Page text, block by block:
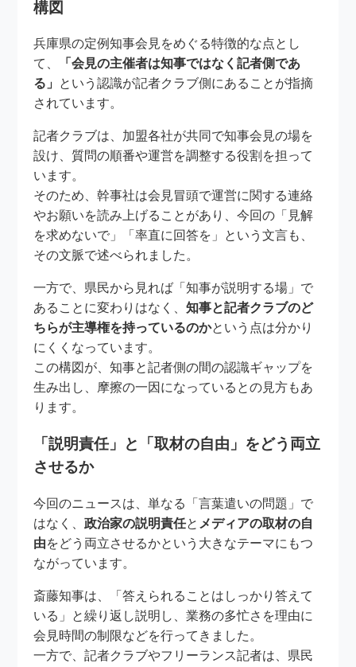
構図
兵庫県の定例知事会見をめぐる特徴的な点とし
て、
「会見の主催者は知事ではなく記者側であ
る」 という認識が記者クラブ側にあることが指摘
されています。
記者クラブは、加盟各社が共同で知事会見の場を
設け、質問の順番や運営を調整する役割を担って
います。
そのため、幹事社は会見冒頭で運営に関する連絡
やお願いを読み上げることがあり、今回の「見解
を求めないで」「率直に回答を」という文言も、
その文脈で述べられました。
一方で、県民から見れば「知事が説明する場」で
あることに変わりはなく、知事と記者クラブのど
ちらが主導権を持っているのかという点は分かり
にくくなっています。
この構図が、知事と記者側の間の認識ギャップを
生み出し、摩擦の一因になっているとの見方もあ
ります。
「説明責任」と「取材の自由」をどう両立
させるか
今回のニュースは、単なる「言葉遣いの問題」で
はなく、政治家の説明責任と メディアの取材の自
由をどう両立させるかという大きなテーマにもつ
ながっています。
斎藤知事は、「答えられることはしっかり答えて
いる」と繰り返し説明し、業務の多忙さを理由に
会見時間の制限などを行ってきました。
一方で、記者クラブやフリーランス記者は、県民